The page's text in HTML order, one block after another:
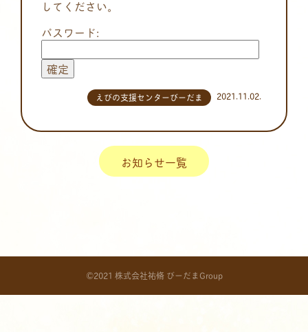
してください。
パスワード:
2021.11.02.
えびの支援センターびーだま
お知らせ一覧
©2021 株式会社祐脩 びーだまGroup